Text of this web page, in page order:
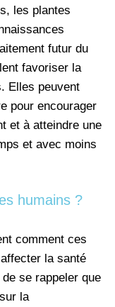
les plantes
futur du
favoriser la
Elles peuvent
pour encourager
et à atteindre une
et avec moins
humains ?
comment ces
la santé
se rappeler que
la